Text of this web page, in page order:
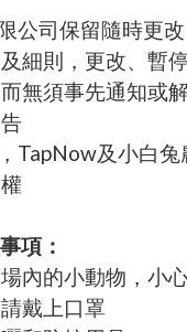
公司保留隨時更
細則，更改、暫
無須事先通知或
TapNow及小白兔
項：
內的小動物，小
戴上口罩